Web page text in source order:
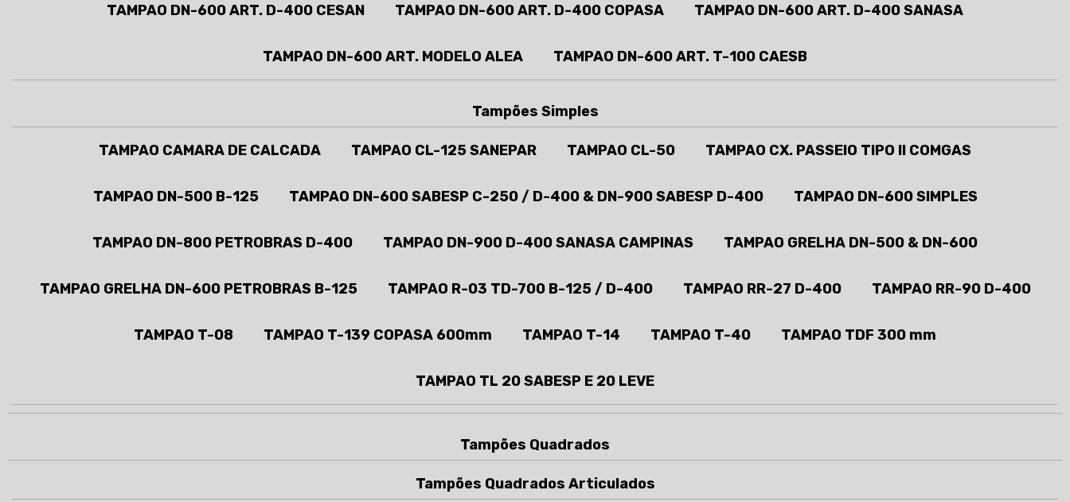
TAMPAO DN-600 ART. D-400 CESAN TAMPAO DN-600 ART. D-400 COPASA TAMPAO DN-600 ART. D-400 SANASA
TAMPAO DN-600 ART. MODELO ALEA TAMPAO DN-600 ART. T-100 CAESB
Tampões Simples
TAMPAO CAMARA DE CALCADA TAMPAO CL-125 SANEPAR TAMPAO CL-50 TAMPAO CX. PASSEIO TIPO II COMGAS
TAMPAO DN-500 B-125 TAMPAO DN-600 SABESP C-250 / D-400 & DN-900 SABESP D-400 TAMPAO DN-600 SIMPLES
TAMPAO DN-800 PETROBRAS D-400 TAMPAO DN-900 D-400 SANASA CAMPINAS TAMPAO GRELHA DN-500 & DN-600
TAMPAO GRELHA DN-600 PETROBRAS B-125 TAMPAO R-03 TD-700 B-125 / D-400 TAMPAO RR-27 D-400 TAMPAO RR-90 D-400
TAMPAO T-08 TAMPAO T-139 COPASA 600mm TAMPAO T-14 TAMPAO T-40 TAMPAO TDF 300 mm
TAMPAO TL 20 SABESP E 20 LEVE
Tampões Quadrados
Tampões Quadrados Articulados